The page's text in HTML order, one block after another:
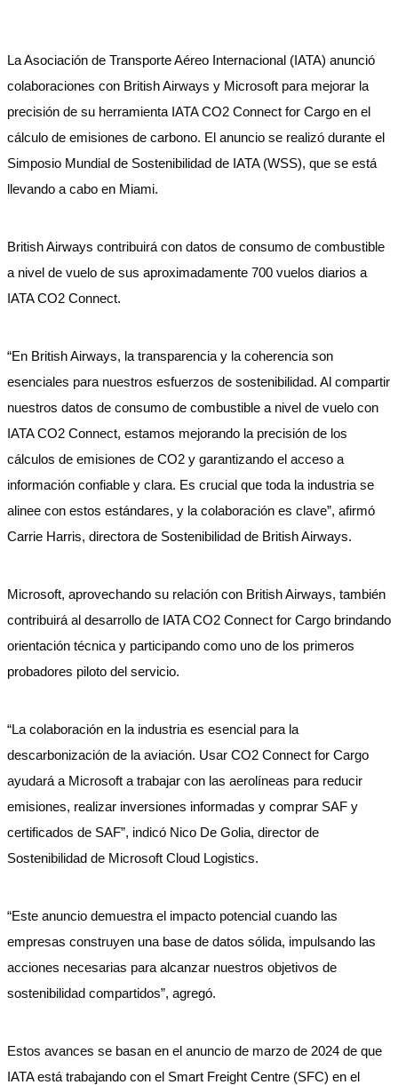
La Asociación de Transporte Aéreo Internacional (IATA) anunció
colaboraciones con British Airways y Microsoft para mejorar la
precisión de su herramienta IATA CO2 Connect for Cargo en el
cálculo de emisiones de carbono. El anuncio se realizó durante el
Simposio Mundial de Sostenibilidad de IATA (WSS), que se está
llevando a cabo en Miami.
British Airways contribuirá con datos de consumo de combustible
a nivel de vuelo de sus aproximadamente 700 vuelos diarios a
IATA CO2 Connect.
“En British Airways, la transparencia y la coherencia son
esenciales para nuestros esfuerzos de sostenibilidad. Al compartir
nuestros datos de consumo de combustible a nivel de vuelo con
IATA CO2 Connect, estamos mejorando la precisión de los
cálculos de emisiones de CO2 y garantizando el acceso a
información confiable y clara. Es crucial que toda la industria se
alinee con estos estándares, y la colaboración es clave”, afirmó
Carrie Harris, directora de Sostenibilidad de British Airways.
Microsoft, aprovechando su relación con British Airways, también
contribuirá al desarrollo de IATA CO2 Connect for Cargo brindando
orientación técnica y participando como uno de los primeros
probadores piloto del servicio.
“La colaboración en la industria es esencial para la
descarbonización de la aviación. Usar CO2 Connect for Cargo
ayudará a Microsoft a trabajar con las aerolíneas para reducir
emisiones, realizar inversiones informadas y comprar SAF y
certificados de SAF”, indicó Nico De Golia, director de
Sostenibilidad de Microsoft Cloud Logistics.
“Este anuncio demuestra el impacto potencial cuando las
empresas construyen una base de datos sólida, impulsando las
acciones necesarias para alcanzar nuestros objetivos de
sostenibilidad compartidos”, agregó.
Estos avances se basan en el anuncio de marzo de 2024 de que
IATA está trabajando con el Smart Freight Centre (SFC) en el